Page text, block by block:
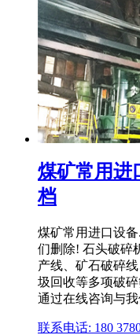
煤矿常用进
档
煤矿常用进口设
们删除! 石头破碎
产线、矿石破碎
圾回收等多项破
通过在线咨询与
联系电话: 180